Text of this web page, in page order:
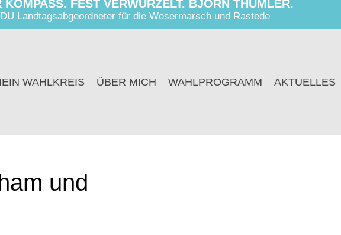
KOMPASS. FEST VERWURZELT. BJÖRN THÜMLER.
Landtagsabgeordneter für die Wesermarsch und Rastede
WAHLKREIS ÜBER MICH WAHLPROGRAMM AKTUELLES
und